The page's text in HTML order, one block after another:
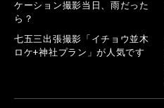
ケーション撮影当日、雨だった
ら？
七五三出張撮影「イチョウ並木
ロケ+神社プラン」が人気です